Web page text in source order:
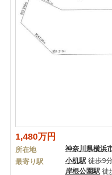
1,480万円
所在地 神奈川県横浜
最寄り駅
小机駅 徒歩9
岸根公園駅 徒